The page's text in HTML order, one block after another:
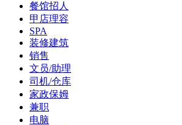
餐馆招人
甲店理容
SPA
装修建筑
销售
文员/助理
司机/仓库
家政保姆
兼职
电脑